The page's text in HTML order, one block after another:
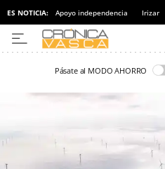
ES NOTICIA: Apoyo independencia Irizar
Pásate al MODO AHORRO